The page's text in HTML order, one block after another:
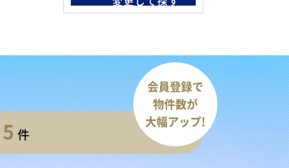
5 件
会員登録で
物件数が
大幅アップ!